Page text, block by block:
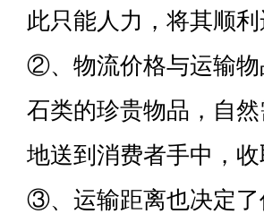
此只能人力，将其顺
②、物流价格与运输物
石类的珍贵物品，自
地送到消费者手中，
③、运输距离也决定了